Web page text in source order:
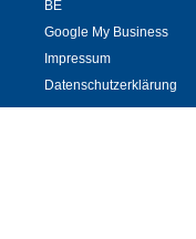
BE
Google My Business
Impressum
Datenschutzerklärung